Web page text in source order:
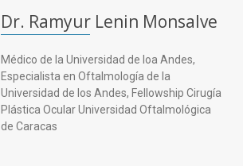
Dr. Ramyur Lenin Monsalve
Médico de la Universidad de loa Andes,
Especialista en Oftalmología de la
Universidad de los Andes, Fellowship Cirugía
Plástica Ocular Universidad Oftalmológica
de Caracas